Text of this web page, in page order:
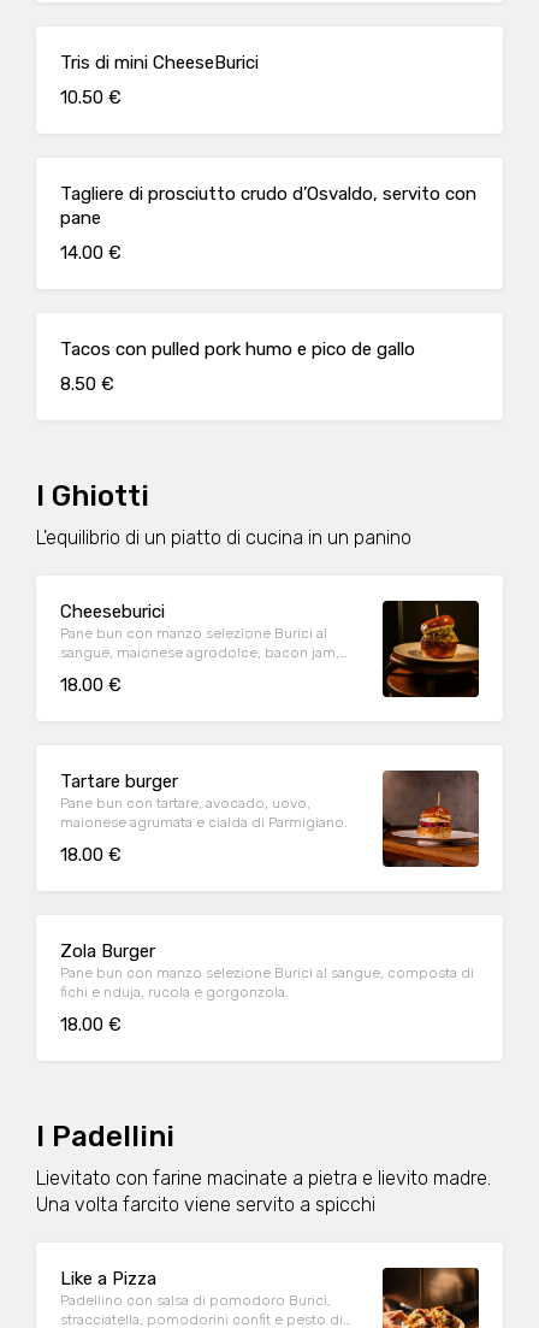
Tris di mini CheeseBurici
10.50 €
Tagliere di prosciutto crudo d’Osvaldo, servito con
pane
14.00 €
Tacos con pulled pork humo e pico de gallo
8.50 €
I Ghiotti
L'equilibrio di un piatto di cucina in un panino
Cheeseburici
Pane bun con manzo selezione Burici al
sangue, maionese agrodolce, bacon jam,
18.00 €
Tartare burger
Pane bun con tartare, avocado, uovo,
maionese agrumata e cialda di Parmigiano.
18.00 €
Zola Burger
Pane bun con manzo selezione Burici al sangue, composta di
fichi e nduja, rucola e gorgonzola.
18.00 €
I Padellini
Lievitato con farine macinate a pietra e lievito madre.
Una volta farcito viene servito a spicchi
Like a Pizza
Padellino con salsa di pomodoro Burici,
stracciatella, pomodorini confit e pesto di